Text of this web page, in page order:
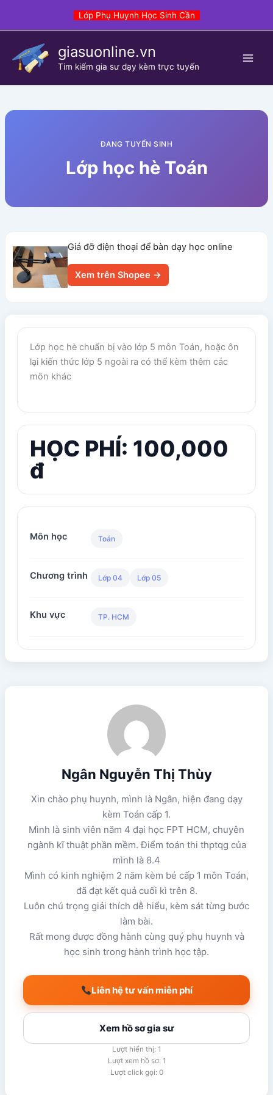
Lớp Phụ Huynh Học Sinh Cần
giasuonline.vn
Tim kiếm gia sư dạy kèm trực tuyến
ĐANG TUYỂN SINH
Lớp học hè Toán
Giá đỡ điện thoại để bàn dạy học online
Xem trên Shopee →
Lớp học hè chuẩn bị vào lớp 5 môn Toán, hoặc ôn
lại kiến thức lớp 5 ngoài ra có thể kèm thêm các
môn khác
HỌC PHÍ: 100,000
đ
Môn học Toán
Chương trình Lớp 04 Lớp 05
Khu vực TP. HCM
Ngân Nguyễn Thị Thùy
Xin chào phụ huynh, mình là Ngân, hiện đang dạy
kèm Toán cấp 1.
Mình là sinh viên năm 4 đại học FPT HCM, chuyên
ngành kĩ thuật phần mềm. Điểm toán thi thptqg của
mình là 8.4
Mình có kinh nghiệm 2 năm kèm bé cấp 1 môn Toán,
đã đạt kết quả cuối kì trên 8.
Luôn chú trọng giải thích dễ hiểu, kèm sát từng bước
làm bài.
Rất mong được đồng hành cùng quý phụ huynh và
học sinh trong hành trình học tập.
Liên hệ tư vấn miễn phí
Xem hồ sơ gia sư
Lượt hiển thị: 1
Lượt xem hồ sơ: 1
Lượt click gọi: 0